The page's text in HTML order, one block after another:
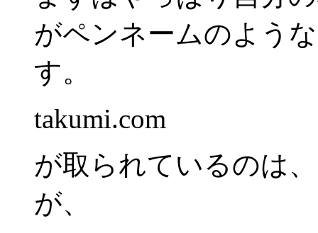
がペンネームのよう
す。
takumi.com
が取られているのは
が、